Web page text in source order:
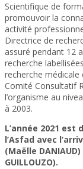
Scientifique de
promouvoir la
activité
Directrice de
assuré pendant 12
recherche
recherche médicale
Comité Consultatif
l’organisme au
à 2003.
L’année 2021
l’Asfad avec
(Maëlle
GUILLOUZO).